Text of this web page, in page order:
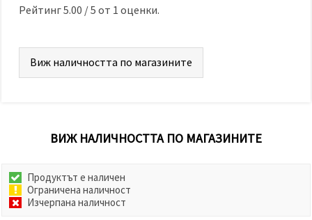
Рейтинг5.00 /5 от 1 оценки.
Виж наличността по магазините
ВИЖ НАЛИЧНОСТТА ПО МАГАЗИНИТЕ
Продуктът е наличен
Ограничена наличност
Изчерпана наличност